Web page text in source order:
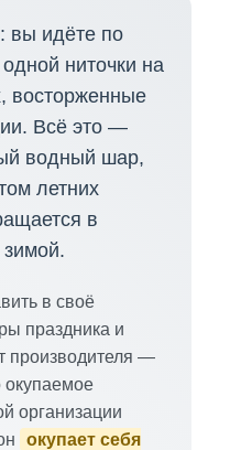
вы идёте по
ниточки на
восторженные
Всё это —
водный шар,
летних
в
в своё
праздника и
производителя —
окупаемое
организации
окупает себя